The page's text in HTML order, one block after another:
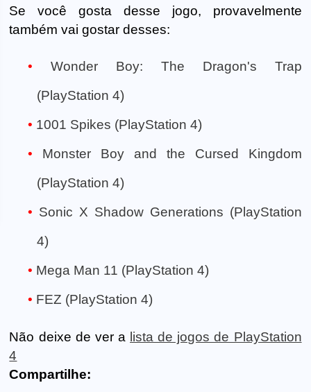
Se você gosta desse jogo, provavelmente
também vai gostar desses:
Wonder Boy: The Dragon's Trap
(PlayStation 4)
1001 Spikes (PlayStation 4)
Monster Boy and the Cursed Kingdom
(PlayStation 4)
Sonic X Shadow Generations (PlayStation
4)
Mega Man 11 (PlayStation 4)
FEZ (PlayStation 4)
Não deixe de ver a lista de jogos de PlayStation
4
Compartilhe: